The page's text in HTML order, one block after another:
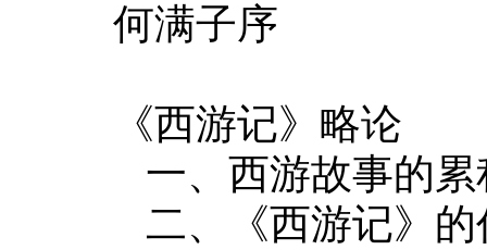
何满子序
《西游记》略论
一、西游故事的
二、《西游记》